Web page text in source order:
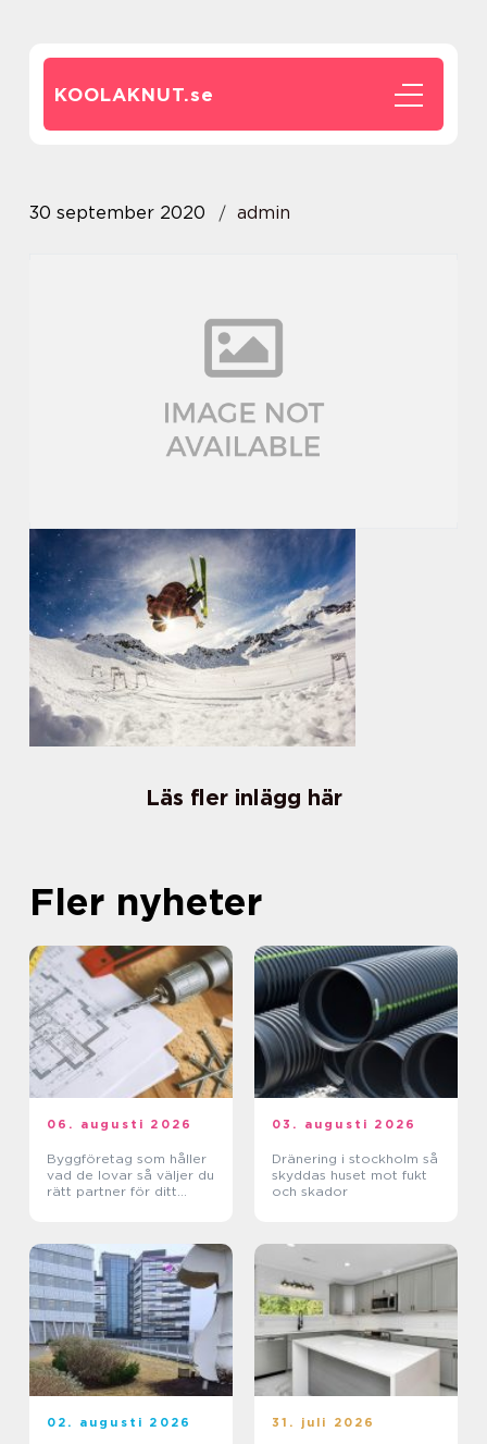
KOOLAKNUT.se
30 september 2020 admin
Läs fler inlägg här
Fler nyheter
06. augusti 2026
Byggföretag som håller
vad de lovar så väljer du
rätt partner för ditt
03. augusti 2026
Dränering i stockholm så
skyddas huset mot fukt
och skador
02. augusti 2026 31. juli 2026